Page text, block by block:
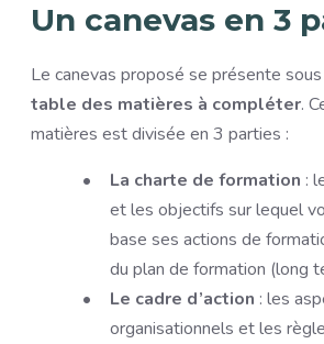
Un canevas en 3
Le canevas proposé se présente sous
table des matières à compléter.
matières est divisée en 3 parties :
La charte de formation :
et les objectifs sur lequel
base ses actions de
du plan de formation (long
Le cadre d’action : les
organisationnels et les